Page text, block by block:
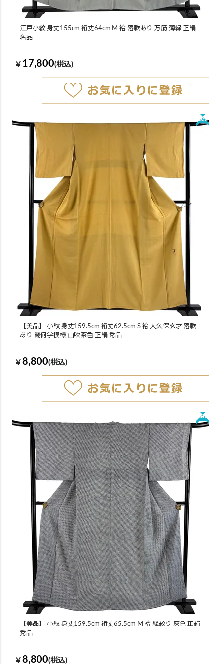
江戸小紋 身丈155cm 裄丈64cm M 袷 落款あり 万筋 薄緑 正絹
名品
￥ 17,800(税込)
New
【美品】 小紋 身丈159.5cm 裄丈62.5cm S 袷 大久保玄才 落款
あり 幾何学模様 山吹茶色 正絹 秀品
￥ 8,800(税込)
New
【美品】 小紋 身丈159.5cm 裄丈65.5cm M 袷 総絞り 灰色 正絹
秀品
￥ 8,800(税込)